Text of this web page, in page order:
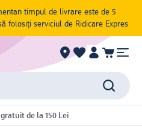
timpul de livrare este de 5
folosiți serviciul de Ridicare Expres
gratuit de la 150 Lei